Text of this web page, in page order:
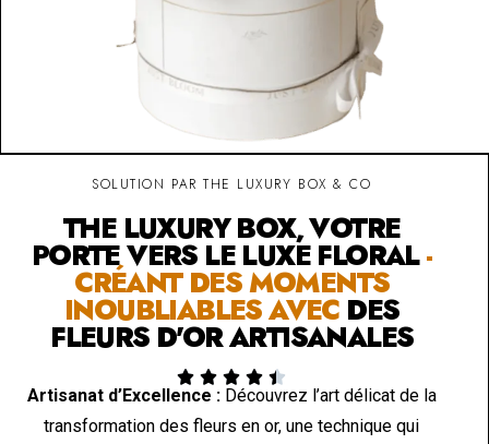
SOLUTION PAR THE LUXURY BOX & CO
THE LUXURY BOX, VOTRE
PORTE VERS LE LUXE FLORAL-
CRÉANT DES MOMENTS
INOUBLIABLES AVEC DES
FLEURS D'OR ARTISANALES
    
Artisanat d’Excellence :Découvrez l’art délicat de la
transformation des fleurs en or, une technique qui